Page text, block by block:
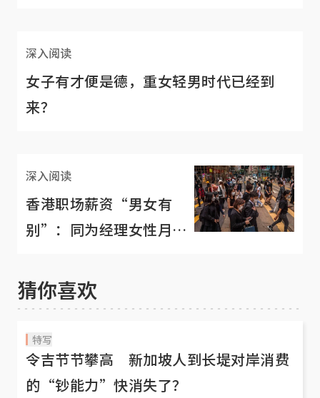
深入阅读
女子有才便是德，重女轻男时代已经到
来？
深入阅读
香港职场薪资“男女有
别”：同为经理女性月薪
猜你喜欢
特写
令吉节节攀高 新加坡人到长堤对岸消费
的“钞能力”快消失了？